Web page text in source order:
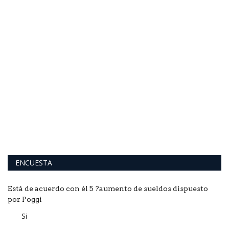
ENCUESTA
Está de acuerdo con él 5 ?aumento de sueldos dispuesto
por Poggi
Si